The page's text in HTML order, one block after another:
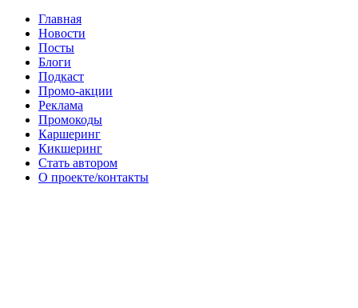
Главная
Новости
Посты
Блоги
Подкаст
Промо-акции
Реклама
Промокоды
Каршеринг
Кикшеринг
Стать автором
О проекте/контакты